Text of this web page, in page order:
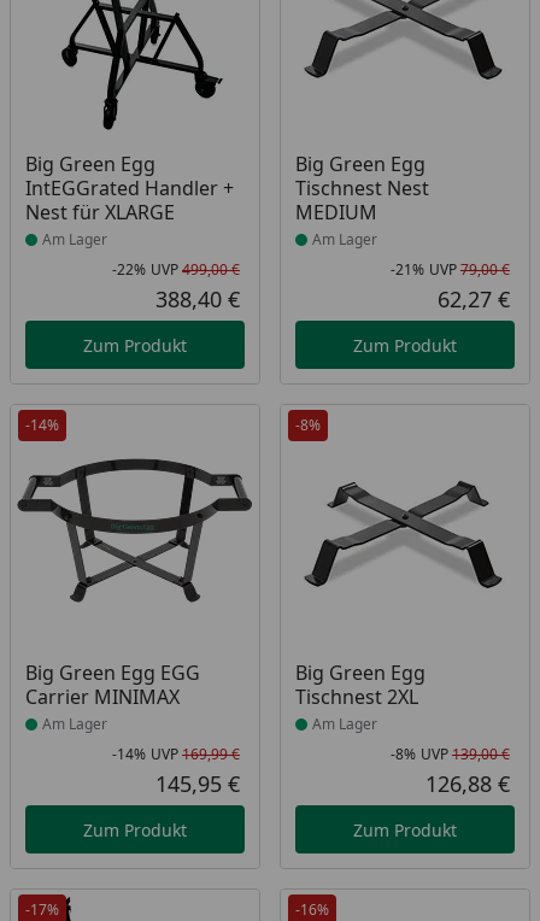
Big Green Egg
IntEGGrated Handler +
Nest für XLARGE
Produkt am Lager
Am Lager
Rabatt in Prozent
-22%
Ursprünglicher Preis
UVP499,00 €
Aktueller Preis
388,40 €
Zum Produkt
Big Green Egg
Tischnest Nest
MEDIUM
Produkt am Lager
Am Lager
-21% UVP79,00 €
62,27 €
Zum Produkt
-14%
Big Green Egg EGG
Carrier MINIMAX
Produkt am Lager
Am Lager
Rabatt in Prozent
-14%
Ursprünglicher Preis
UVP169,99 €
Aktueller Preis
145,95 €
Zum Produkt
-8%
Big Green Egg
Tischnest 2XL
Produkt am Lager
Am Lager
-8% UVP139,00 €
126,88 €
Zum Produkt
-17% -16%